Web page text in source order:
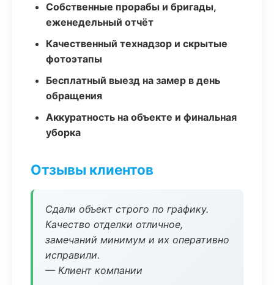
Собственные прорабы и бригады,
еженедельный отчёт
Качественный технадзор и скрытые
фотоэтапы
Бесплатный выезд на замер в день
обращения
Аккуратность на объекте и финальная
уборка
Отзывы клиентов
Сдали объект строго по графику.
Качество отделки отличное,
замечаний минимум и их оперативно
исправили.
— Клиент компании